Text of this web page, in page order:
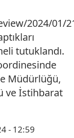
2024/01/
tutuklandı.
Müdürlüğü,
ve İstihbarat
- 12:59